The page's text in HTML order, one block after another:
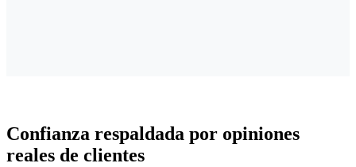
Confianza respaldada por opiniones
reales de clientes